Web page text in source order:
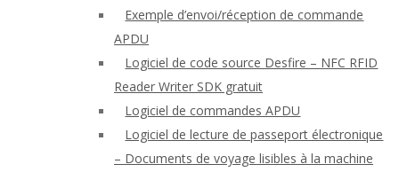
Exemple d’envoi/réception de commande
APDU
Logiciel de code source Desfire – NFC RFID
Reader Writer SDK gratuit
Logiciel de commandes APDU
Logiciel de lecture de passeport électronique
– Documents de voyage lisibles à la machine